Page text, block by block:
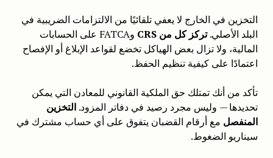
التخزين في الخارج لا يعفي تلقائيًا من الالتزامات الضريبية في
البلد الأصلي.تركز كل من CRS
وFATCA على الحسابات
المالية، ولا تزال بعض الهياكل تخضع لقواعد الإبلاغ أو الإفصاح
اعتمادًا على كيفية تنظيم الحفظ.
تأكد من أنك تمتلك حق الملكية القانوني للمعادن التي يمكن
تحديدها — وليس مجرد رصيد في دفاتر المزود. التخزين
المنفصل مع أرقام القضبان يتفوق على أي حساب مشترك في
سيناريو الضغوط.